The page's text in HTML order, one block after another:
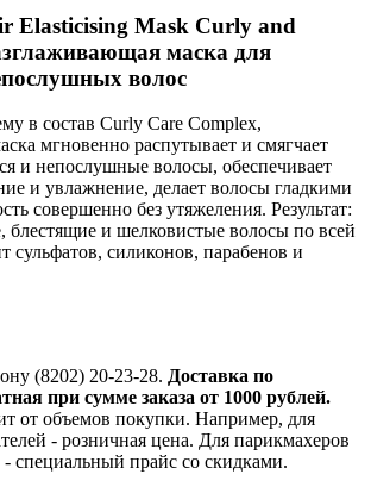
Elasticising Mask Curly and
маска для
волос
в состав Curly Care Complex,
мгновенно распутывает и смягчает
и непослушные волосы, обеспечивает
и увлажнение, делает волосы гладкими
совершенно без утяжеления. Результат:
блестящие и шелковистые волосы по всей
сульфатов, силиконов, парабенов и
(8202) 20-23-28. Доставка по
при сумме заказа от 1000 рублей.
от объемов покупки. Например, для
- розничная цена. Для парикмахеров
специальный прайс со скидками.